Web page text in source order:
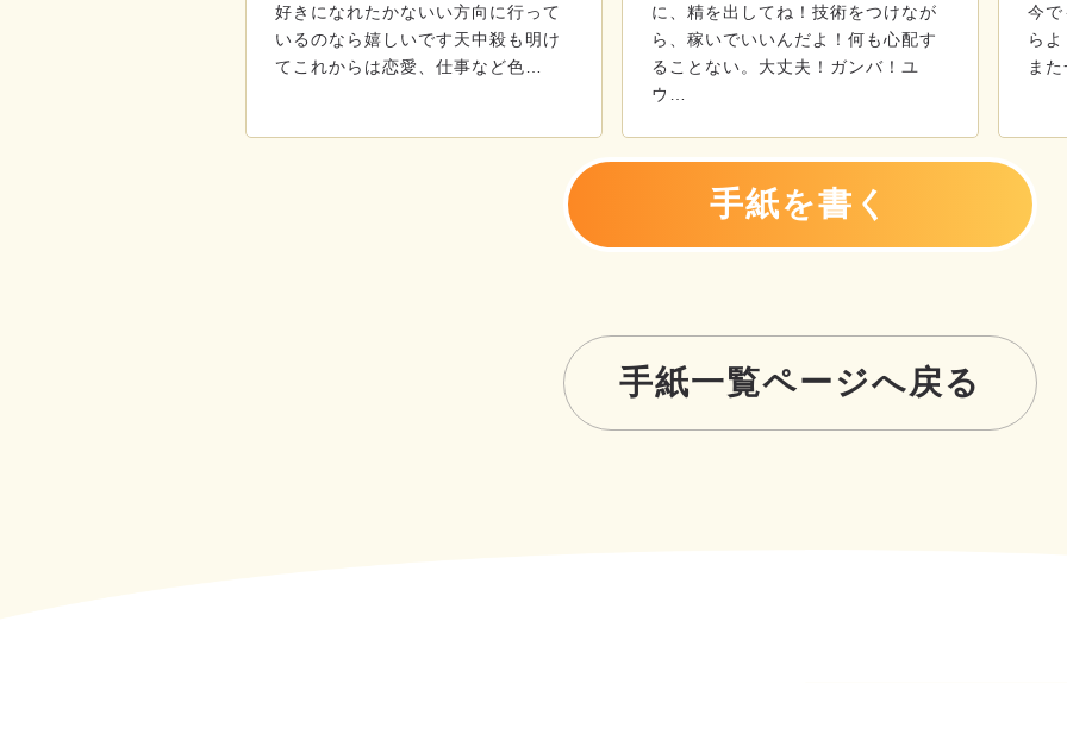
好きになれたかないい方向に行って
いるのなら嬉しいです天中殺も明け
てこれからは恋愛、仕事など色…
に、精を出してね！技術をつけなが
ら、稼いでいいんだよ！何も心配す
ることない。大丈夫！ガンバ！ユ
ウ…
今で
ら
ま
手紙を書く
手紙一覧ページへ戻る